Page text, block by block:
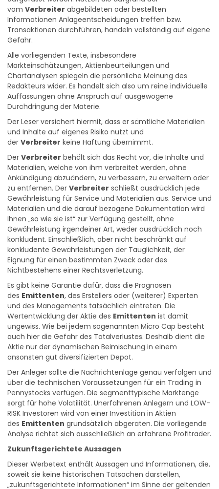
aufgefasst werden. Nutzer, die aufgrund der
vomVerbreiterabgebildeten oder bestellten
Informationen Anlageentscheidungen treffen bzw.
Transaktionen durchführen, handeln vollständig auf eigene
Alle vorliegenden Texte, insbesondere
Markteinschätzungen, Aktienbeurteilungen und
Chartanalysen spiegeln die persönliche Meinung des
Redakteurs wider. Es handelt sich also um reine individuelle
Auffassungen ohne Anspruch auf ausgewogene
Der Leser versichert hiermit, dass er sämtliche Materialien
und Inhalte auf eigenes Risiko nutzt und
DerVerbreiterbehält sich das Recht vor, die Inhalte und
Materialien, welche von ihm verbreitet werden, ohne
Ankündigung abzuändern, zu verbessern, zu erweitern oder
zu entfernen. DerVerbreiterschließt ausdrücklich jede
Gewährleistung für Service und Materialien aus. Service und
Materialien und die darauf bezogene Dokumentation wird
Ihnen „so wie sie ist“ zur Verfügung gestellt, ohne
Gewährleistung irgendeiner Art, weder ausdrücklich noch
konkludent. Einschließlich, aber nicht beschränkt auf
konkludente Gewährleistungen der Tauglichkeit, der
Eignung für einen bestimmten Zweck oder des
Es gibt keine Garantie dafür, dass die Prognosen
des Emittenten, des Erstellers oder (weiterer) Experten
und des Managements tatsächlich eintreten. Die
Wertentwicklung der Aktie desEmittentenist damit
ungewiss. Wie bei jedem sogenannten Micro Cap besteht
auch hier die Gefahr des Totalverlustes. Deshalb dient die
Aktie nur der dynamischen Beimischung in einem
Der Anleger sollte die Nachrichtenlage genau verfolgen und
über die technischen Voraussetzungen für ein Trading in
Pennystocks verfügen. Die segmenttypische Marktenge
sorgt für hohe Volatilität. Unerfahrenen Anlegern und LOW-
RISK Investoren wird von einer Investition in Aktien
desEmittentengrundsätzlich abgeraten. Die vorliegende
Dieser Werbetext enthält Aussagen und Informationen, die,
soweit sie keine historischen Tatsachen darstellen,